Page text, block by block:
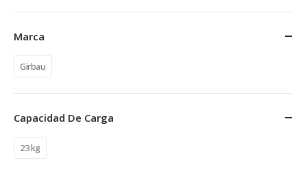
Marca
Girbau
Capacidad De Carga
23 kg